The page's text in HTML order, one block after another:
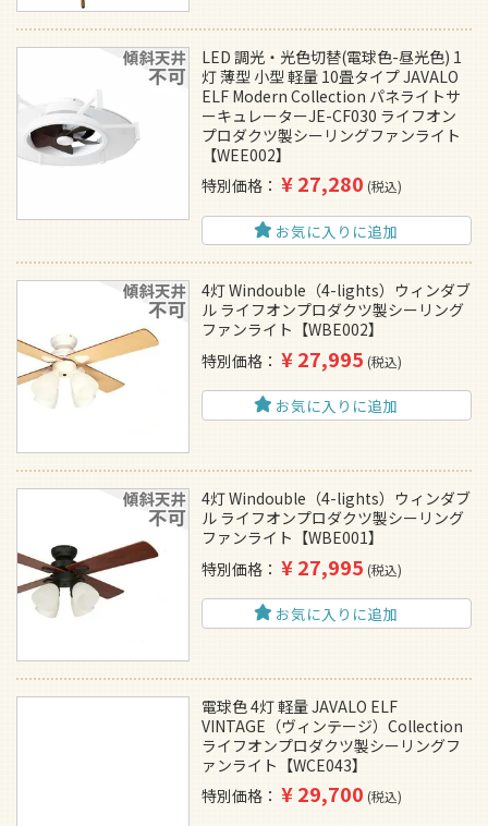
LED 調光・光色切替(電球色-昼光色) 1
灯 薄型 小型 軽量 10畳タイプ JAVALO
ELF Modern Collection パネライトサ
ーキュレーターJE-CF030 ライフオン
プロダクツ製シーリングファンライト
【WEE002】
特別価格
¥27,280 税込
お気に入りに追加
4灯 Windouble（4-lights）ウィンダブ
ル ライフオンプロダクツ製シーリング
ファンライト【WBE002】
特別価格
¥27,995 税込
お気に入りに追加
4灯 Windouble（4-lights）ウィンダブ
ル ライフオンプロダクツ製シーリング
ファンライト【WBE001】
特別価格
¥27,995 税込
お気に入りに追加
電球色 4灯 軽量 JAVALO ELF
VINTAGE（ヴィンテージ）Collection
ライフオンプロダクツ製シーリングフ
ァンライト【WCE043】
特別価格
¥29,700 税込